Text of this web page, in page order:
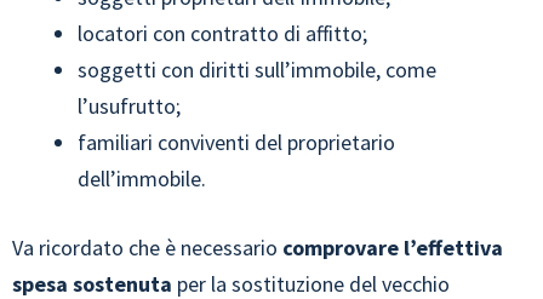
locatori con contratto di affitto;
soggetti con diritti sull’immobile, come
l’usufrutto;
familiari conviventi del proprietario
dell’immobile.
Va ricordato che è necessario comprovare l’effettiva
spesa sostenuta per la sostituzione del vecchio